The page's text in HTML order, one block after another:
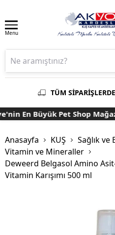
Menu
TÜM SİPARİŞLERDE
En Büyük Pet Shop
Anasayfa KUŞ
Sağlık ve
Vitamin ve Mineraller
Deweerd Belgasol Amino
Vitamin Karışımı 500 ml